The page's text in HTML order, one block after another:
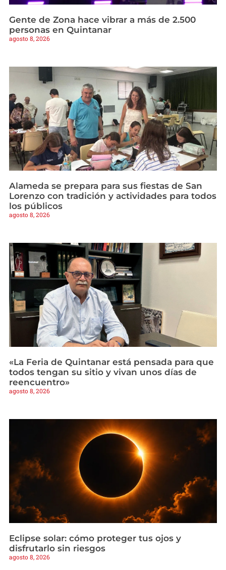
Gente de Zona hace vibrar a más de 2.500
personas en Quintanar
agosto 8, 2026
Alameda se prepara para sus fiestas de San
Lorenzo con tradición y actividades para todos
los públicos
agosto 8, 2026
«La Feria de Quintanar está pensada para que
todos tengan su sitio y vivan unos días de
reencuentro»
agosto 8, 2026
Eclipse solar: cómo proteger tus ojos y
disfrutarlo sin riesgos
agosto 8, 2026